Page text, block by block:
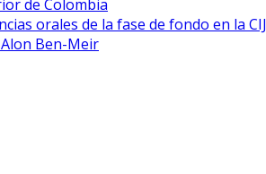
de Colombia
orales de la fase de fondo en la CIJ
Ben-Meir